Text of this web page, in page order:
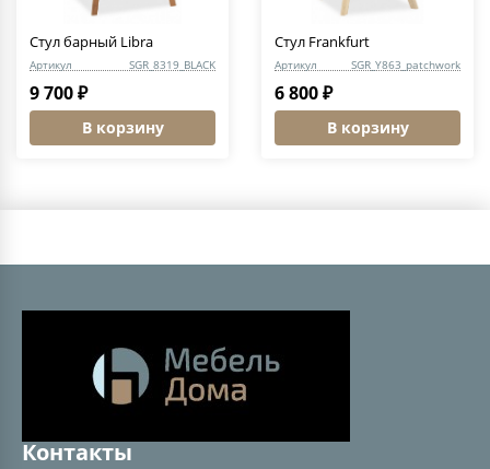
Стул барный Libra
Артикул SGR_8319_BLACK
9 700 ₽
В корзину
Стул Frankfurt
Артикул SGR_Y863_patchwork
6 800 ₽
В корзину
Контакты